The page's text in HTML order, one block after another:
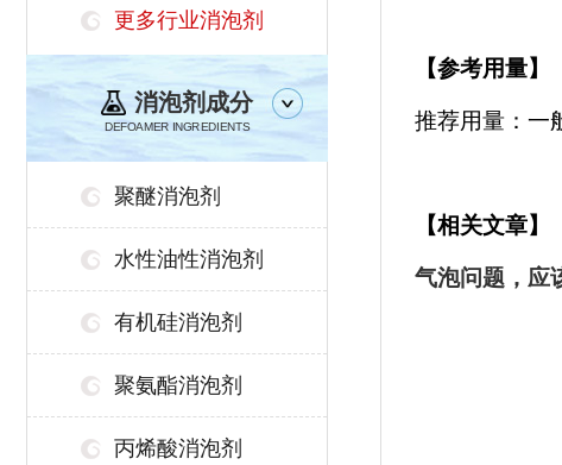
更多行业消泡剂
消泡剂成分
DEFOAMER INGREDIENTS
聚醚消泡剂
水性油性消泡剂
有机硅消泡剂
聚氨酯消泡剂
丙烯酸消泡剂
【参考用量】
推荐用量：一
【相关文章】
气泡问题，应